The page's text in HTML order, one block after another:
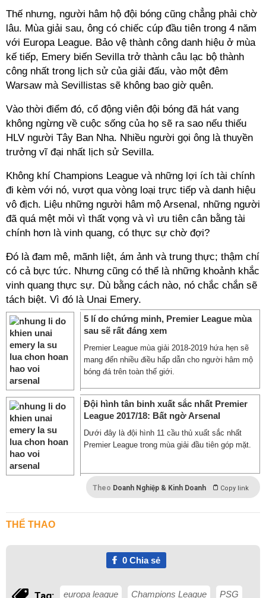
Thế nhưng, người hâm hộ đội bóng cũng chẳng phải chờ
lâu. Mùa giải sau, ông có chiếc cúp đầu tiên trong 4 năm
với Europa League. Bảo vệ thành công danh hiệu ở mùa
kế tiếp, Emery biến Sevilla trở thành câu lạc bộ thành
công nhất trong lịch sử của giải đấu, vào một đêm
Warsaw mà Sevillistas sẽ không bao giờ quên.
Vào thời điểm đó, cổ động viên đội bóng đã hát vang
không ngừng về cuộc sống của họ sẽ ra sao nếu thiếu
HLV người Tây Ban Nha. Nhiều người gọi ông là thuyền
trưởng vĩ đại nhất lịch sử Sevilla.
Không khí Champions League và những lợi ích tài chính
đi kèm với nó, vượt qua vòng loại trực tiếp và danh hiệu
vô địch. Liệu những người hâm mộ Arsenal, những người
đã quá mệt mỏi vì thất vọng và vì ưu tiên cân bằng tài
chính hơn là vinh quang, có thực sự chờ đợi?
Đó là đam mê, mãnh liệt, ám ảnh và trung thực; thậm chí
có cả bực tức. Nhưng cũng có thể là những khoảnh khắc
vinh quang thực sự. Dù bằng cách nào, nó chắc chắn sẽ
tách biệt. Vì đó là Unai Emery.
5 lí do chứng minh, Premier League mùa
sau sẽ rất đáng xem
Premier League mùa giải 2018-2019 hứa hẹn sẽ
mang đến nhiều điều hấp dẫn cho người hâm mộ
bóng đá trên toàn thế giới.
Đội hình tân binh xuất sắc nhất Premier
League 2017/18: Bất ngờ Arsenal
Dưới đây là đội hình 11 cầu thủ xuất sắc nhất
Premier League trong mùa giải đầu tiên góp mặt.
Theo Doanh Nghiệp & Kinh Doanh Copy link
THỂ THAO
0Chia sẻ
Tag: europa league Champions League PSG